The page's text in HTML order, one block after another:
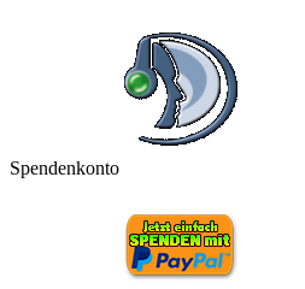
Spendenkonto